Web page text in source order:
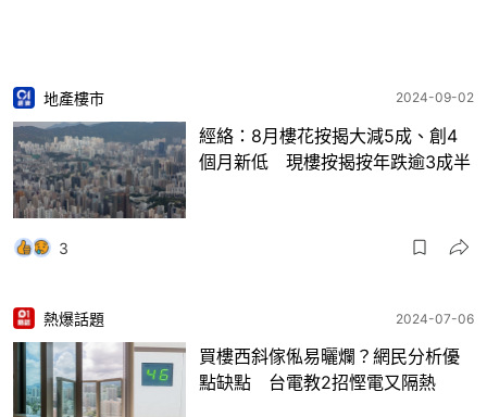
地產樓市 2024-09-02
經絡：8月樓花按揭大減5成、創4
個月新低 現樓按揭按年跌逾3成半
3
熱爆話題 2024-07-06
買樓西斜傢俬易曬爛？網民分析優
點缺點 台電教2招慳電又隔熱